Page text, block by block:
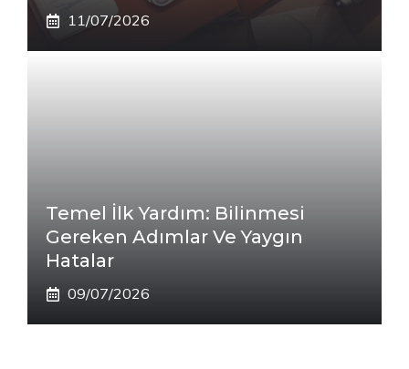
11/07/2026
Temel İlk Yardım: Bilinmesi
Gereken Adımlar Ve Yaygın
Hatalar
09/07/2026